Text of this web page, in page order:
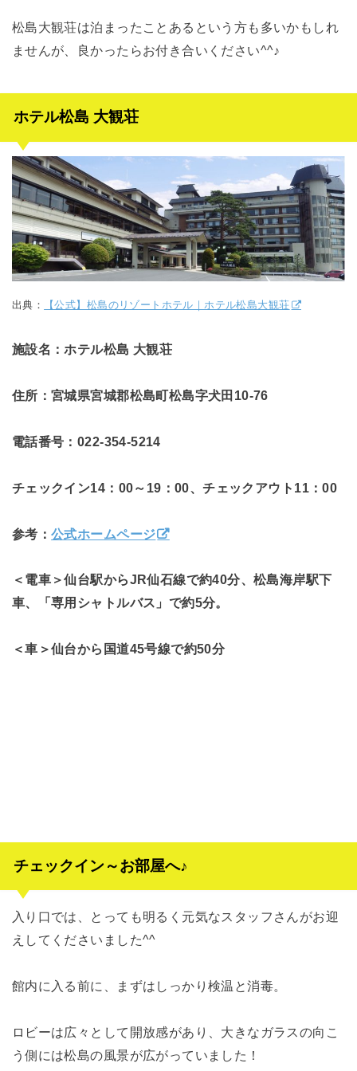
松島大観荘は泊まったことあるという方も多いかもしれ
ませんが、良かったらお付き合いください^^♪
ホテル松島 大観荘
出典： 【公式】松島のリゾートホテル｜ホテル松島大観荘
施設名：ホテル松島 大観荘
住所：宮城県宮城郡松島町松島字犬田10-76
電話番号：022-354-5214
チェックイン14：00～19：00、チェックアウト11：00
参考：公式ホームページ
＜電車＞仙台駅からJR仙石線で約40分、松島海岸駅下
車、「専用シャトルバス」で約5分。
＜車＞仙台から国道45号線で約50分
チェックイン～お部屋へ♪
入り口では、とっても明るく元気なスタッフさんがお迎
えしてくださいました^^
館内に入る前に、まずはしっかり検温と消毒。
ロビーは広々として開放感があり、大きなガラスの向こ
う側には松島の風景が広がっていました！